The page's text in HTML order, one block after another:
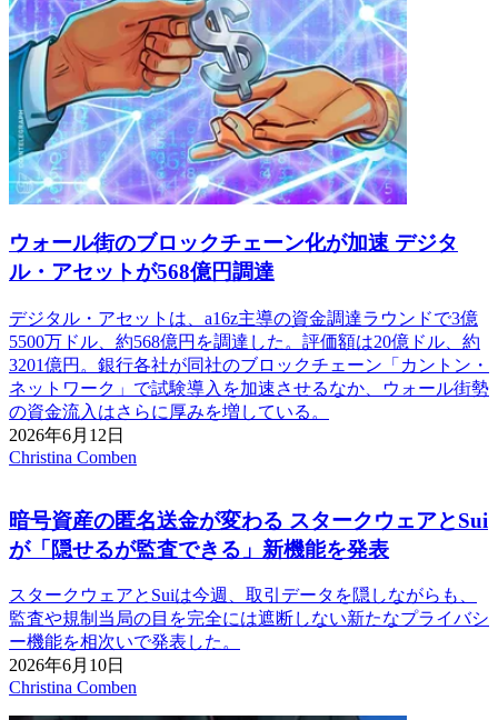
ウォール街のブロックチェーン化が加速 デジタ
ル・アセットが568億円調達
デジタル・アセットは、a16z主導の資金調達ラウンドで3億
5500万ドル、約568億円を調達した。評価額は20億ドル、約
3201億円。銀行各社が同社のブロックチェーン「カントン・
ネットワーク」で試験導入を加速させるなか、ウォール街勢
の資金流入はさらに厚みを増している。
2026年6月12日
Christina Comben
暗号資産の匿名送金が変わる スタークウェアとSui
が「隠せるが監査できる」新機能を発表
スタークウェアとSuiは今週、取引データを隠しながらも、
監査や規制当局の目を完全には遮断しない新たなプライバシ
ー機能を相次いで発表した。
2026年6月10日
Christina Comben